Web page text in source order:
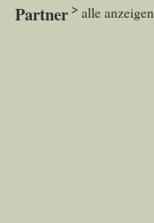
Partner alle anzeigen